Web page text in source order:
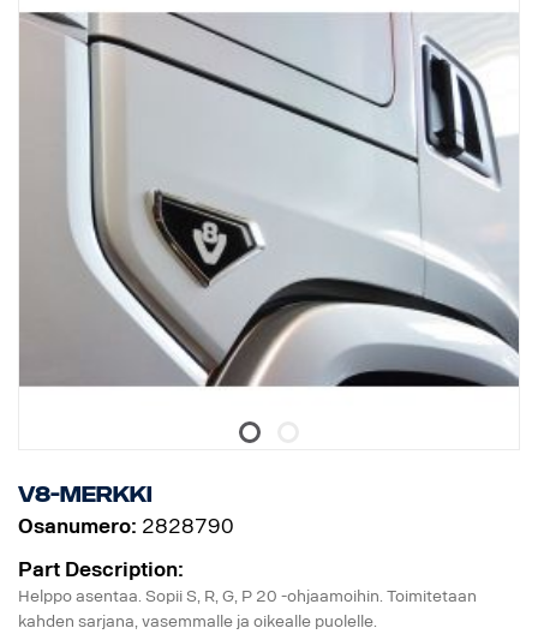
V8-merkki
Osanumero: 2828790
Part Description:
Helppo asentaa. Sopii S, R, G, P 20 -ohjaamoihin. Toimitetaan
kahden sarjana, vasemmalle ja oikealle puolelle.